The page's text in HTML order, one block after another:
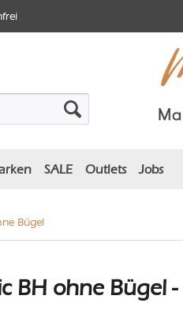
SALE Outlets Jobs
Bügel
BH ohne Bügel